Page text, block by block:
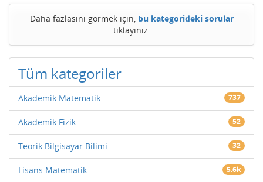
Daha fazlasını görmek için, bu kategorideki sorular
tıklayınız.
Tüm kategoriler
Akademik Matematik 737
Akademik Fizik 52
Teorik Bilgisayar Bilimi 32
Lisans Matematik 5.6k